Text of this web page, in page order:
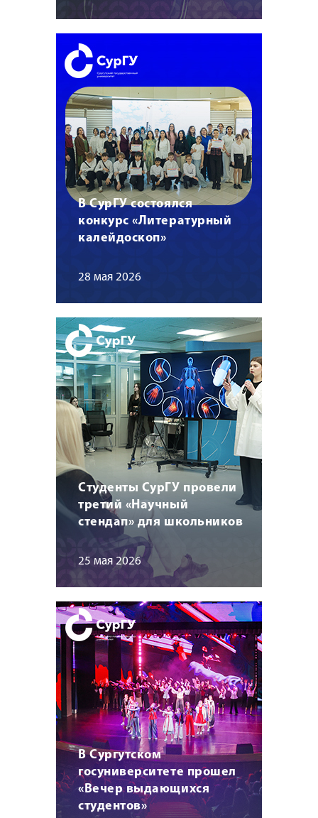
В СурГУ состоялся
конкурс «Литературный
калейдоскоп»
28 мая 2026
Студенты СурГУ провели
третий «Научный
стендап» для школьников
25 мая 2026
В Сургутском
госуниверситете прошел
«Вечер выдающихся
студентов»